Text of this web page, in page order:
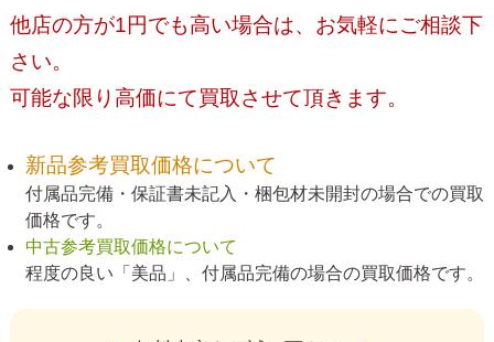
他店の方が1円でも高い場合は、お気軽にご相談下
さい。
可能な限り高価にて買取させて頂きます。
新品参考買取価格について
付属品完備・保証書未記入・梱包材未開封の場合での買取
価格です。
中古参考買取価格について
程度の良い「美品」、付属品完備の場合の買取価格です。